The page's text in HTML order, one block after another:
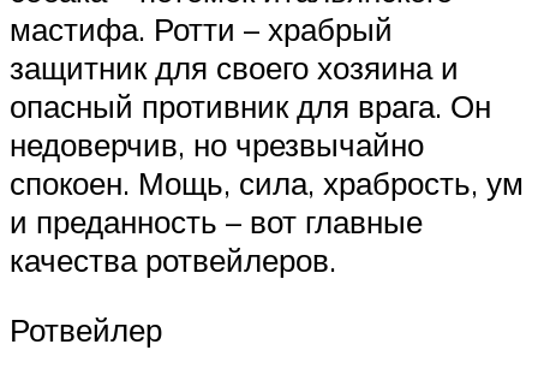
мастифа. Ротти – храбрый
защитник для своего хозяина и
опасный противник для врага. Он
недоверчив, но чрезвычайно
спокоен. Мощь, сила, храбрость, ум
и преданность – вот главные
качества ротвейлеров.
Ротвейлер